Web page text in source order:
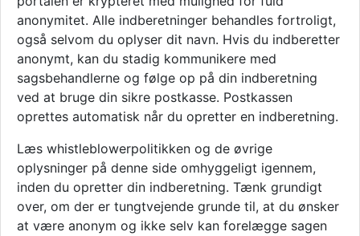
anonymitet. Alle indberetninger behandles fortroligt,
også selvom du oplyser dit navn. Hvis du indberetter
anonymt, kan du stadig kommunikere med
sagsbehandlerne og følge op på din indberetning
ved at bruge din sikre postkasse. Postkassen
oprettes automatisk når du opretter en indberetning.
Læs whistleblowerpolitikken og de øvrige
oplysninger på denne side omhyggeligt igennem,
inden du opretter din indberetning. Tænk grundigt
over, om der er tungtvejende grunde til, at du ønsker
at være anonym og ikke selv kan forelægge sagen